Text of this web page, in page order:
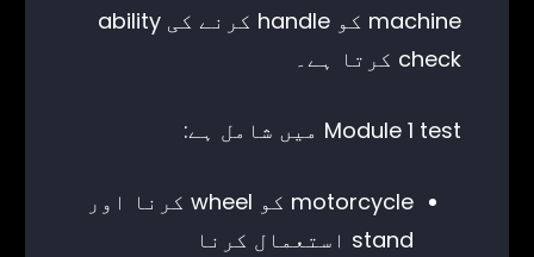
machine کو handle کرنے کی ability
check کرتا ہے۔
Module 1 test میں شامل ہے:
motorcycle کو wheel کرنا اور
stand استعمال کرنا